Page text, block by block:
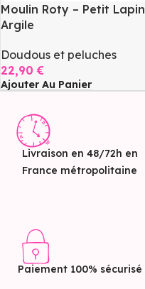
Moulin Roty – Petit Lapin
Argile
Doudous et peluches
22,90€
Ajouter Au Panier
Livraison en 48/72h en
France métropolitaine
Paiement 100% sécurisé